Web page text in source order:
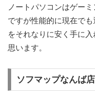
ノートパソコンはゲー
ですが性能的に現在で
をそれなりに安く手に
思います。
ソフマップなんば店